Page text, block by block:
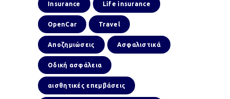
Insurance Life insurance
OpenCar Travel
Αποζημιώσεις Ασφαλιστικά
Οδική ασφάλεια
αισθητικές επεμβάσεις